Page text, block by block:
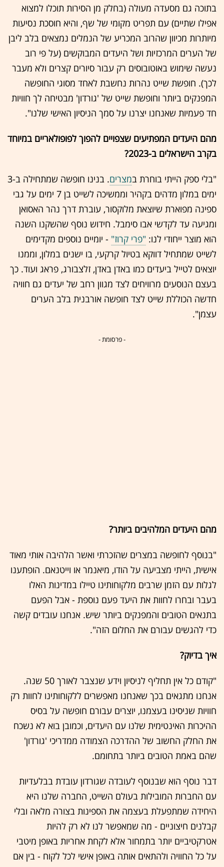
בתוכה גם מסעדה מעולה (בחלק מן הסירות תוכלו למצוא
אפילו שתיים) עם תפריט מקומי של שף, והיא חוסכת נסיעות
מיותרות מכיוון שהרוב המכריע של הנמלים נמצאים בלב ליבן
של הערים המרכזיות ושל היעדים המבוקשים (על פי רוב
נעשה שימוש באוטובוסים רק עבור סיורים קצרים ולא מעבר
לכך). חופשת שייט נהרות נחשבת לאחד מסוגי החופשה
המפנקים ביותר וחופשת שייט של 'גורדון' מבטיחה לך חוויות
חד פעמיות שאנחנו יצרנו על סמך הניסיון האישי שלנו".
מהם היעדים המפתיעים שצפויים להפוך לפופולאריים במיוחד
בקרב הישראלים ב-2023?
"בלי ספק הייתי בוחרת במצרים
. בנינו חופשה שמתחילה ב-3
ימים במלון מדהים בקהיר וממשיכה לשייט בן 7 ימים על גבי
ספינה מפוארת שיוצאת מלוקסור, עוברת דרך נהר האסואן
ומגיעה עד לקדשי אבו סימבל. חידוש נוסף שהשקנו השנה
הוא מוצר ייחודי לנו: "פרי קרוז" - יומיים נוספים מקדימים
לשייט שמתחיל דווקא בטיול קרקעי, בו ישנים במלון, וממנו
יוצאים לטייל ביעדים כמו באדן באדן, זלצבורג, פראג ועוד. כך
בעצם הנוסעים מרוויחים לצד מגוון רחב של יעדים גם חוויה
חדשה הכוללת שייט לצד חופשה אורבנית בלב הערים
עצמן".
- פרסומת -
מהם היעדים המלהיבים ביותר?
"בנוסף לחופשה במצרים שהזכרתי ואשר הלהיבה אותי מאוד
אישית, הייתי מצביעה על הודו, מיאנמר או וייטנאם. הופתענו
לגלות עם הזמן שרבים מלקוחותינו טיילו במדינות האלו
בעבר ובחרו לחוות את היעד פעם נוספת - אבל הפעם
בתנאים הטובים והמפנקים ביותר שיש. אנחנו עובדים קשה
כדי להגשים עבורם את החלום הזה".
איך בדיוק?
"קודם כל אין תחליף לניסיון וידע שנצבר לאורך 50 שנה.
אנחנו מתגאים בכך שאנחנו מאפשרים ללקוחותינו לחוות רק
חוויות שניסינו בעצמנו, יוצרים עבורם חופשה על בסיס
ההיכרות האינטימית שלנו עם היעדים, וכמובן בוא לא נשכח
את החלק החשוב של ההדרכה הצמודה ממדריכי 'גורדון'
שהם באמת הטובים ביותר בתחומם.
דבר נוסף הוא שבנוסף לעובדה שגורדון עובדת בבלעדיות
עם החברות המובילות בעולם השייט, החברה שלנו היא
היחידה שמתפעלת בעצמה את הספינות בצורה מלאה ובלי
קבלנים חיצוניים - מה שמאפשר לנו לא רק להיות
אטרקטיביים יותר בתמחור אלא לקחת אחריות באופן מיטבי
על כל החוויה ולהתאים אותה באופן אישי לכל לקוח - בין אם